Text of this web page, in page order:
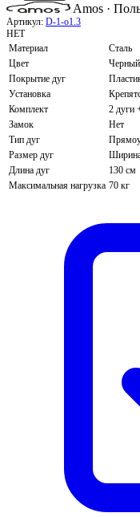
Amos ·
Артикул: D-1-o1.3
НЕТ
Материал
Сталь
Цвет
Черный
Покрытие дуг
Установка
Комплект
2 дуги
Замок
Нет
Тип дуг
Размер дуг
Длина дуг
130 см
Максимальная нагрузка 70 кг